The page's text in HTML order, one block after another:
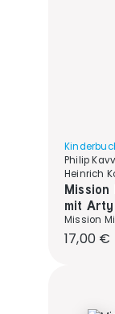
Philip
Heinrich
mit Arty
Mission
17,00 €